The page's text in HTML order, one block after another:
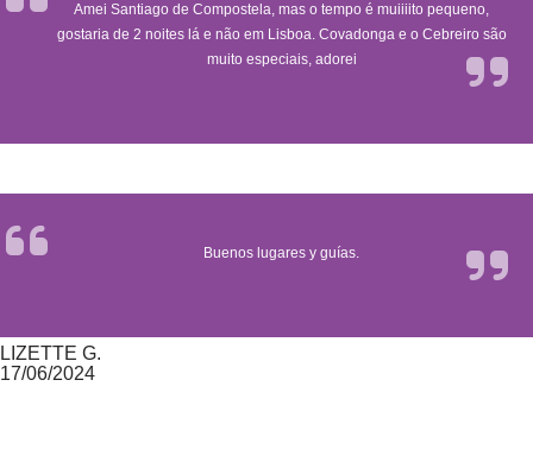
Amei Santiago de Compostela, mas o tempo é muiiiito pequeno,
gostaria de 2 noites lá e não em Lisboa. Covadonga e o Cebreiro são
muito especiais, adorei
Buenos lugares y guías.
LIZETTE G.
17/06/2024